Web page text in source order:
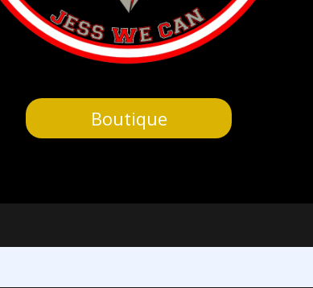
Boutique